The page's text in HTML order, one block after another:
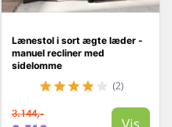
Lænestol i sort ægte læder -
manuel recliner med
sidelomme
(2)
3.144,-
Vis